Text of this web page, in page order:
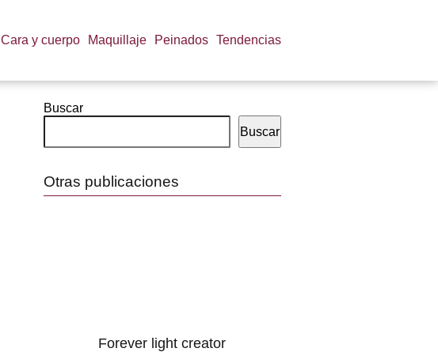
Cara y cuerpo Maquillaje Peinados Tendencias
Buscar
Buscar
Otras publicaciones
Forever light creator